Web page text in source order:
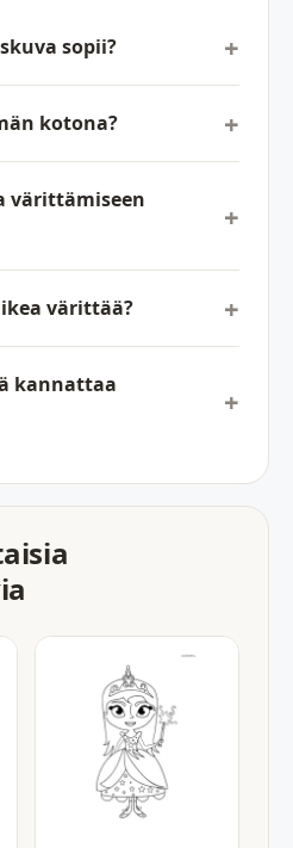
sopii?
kotona?
värittämiseen
värittää?
kannattaa